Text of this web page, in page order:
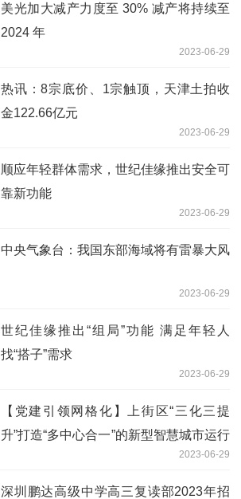
美光加大减产力度至 30% 减产将持续至
2024 年
2023-06-29
热讯：8宗底价、1宗触顶，天津土拍收
金122.66亿元
2023-06-29
顺应年轻群体需求，世纪佳缘推出安全可
靠新功能
2023-06-29
中央气象台：我国东部海域将有雷暴大风
2023-06-29
世纪佳缘推出“组局”功能 满足年轻人
找“搭子”需求
2023-06-29
【党建引领网格化】上街区“三化三提
升”打造“多中心合一”的新型智慧城市运行
2023-06-29
深圳鹏达高级中学高三复读部2023年招